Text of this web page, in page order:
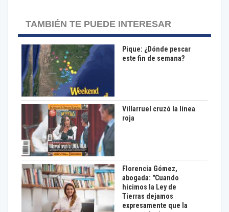
TAMBIÉN TE PUEDE INTERESAR
Pique: ¿Dónde pescar
este fin de semana?
Villarruel cruzó la línea
roja
Florencia Gómez,
abogada: "Cuando
hicimos la Ley de
Tierras dejamos
expresamente que la